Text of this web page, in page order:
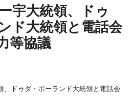
ウクルインフォ
ルム
ウクルインフォル
宇大統領、ドゥ
ド大統領と電話会
等協議